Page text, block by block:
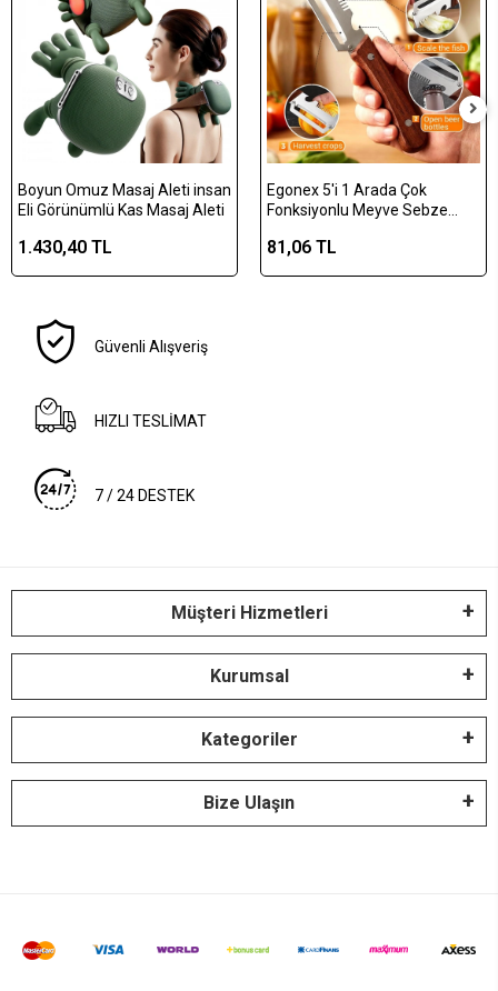
Boyun Omuz Masaj Aleti insan
Eli Görünümlü Kas Masaj Aleti
1.430,40 TL
Egonex 5'i 1 Arada Çok
Fonksiyonlu Meyve Sebze
Şişe Açacağı – Ahşap Saplı
81,06 TL
Güvenli Alışveriş
HIZLI TESLİMAT
7 / 24 DESTEK
Müşteri Hizmetleri
Kurumsal
Kategoriler
Bize Ulaşın